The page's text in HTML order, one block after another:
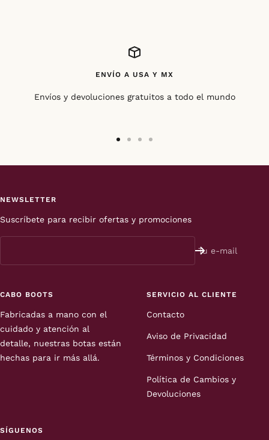
ENVÍO A USA Y MX
Envíos y devoluciones gratuitos a todo el mundo
NEWSLETTER
Suscríbete para recibir ofertas y promociones
Tu e-mail
CABO BOOTS
Fabricadas a mano con el
cuidado y atención al
detalle, nuestras botas están
hechas para ir más allá.
SERVICIO AL CLIENTE
Contacto
Aviso de Privacidad
Términos y Condiciones
Política de Cambios y
Devoluciones
SÍGUENOS